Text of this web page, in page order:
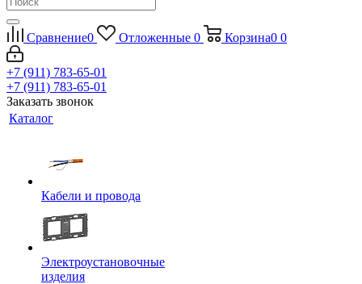
Сравнение0 Отложенные 0 Корзина0 0
+7 (911) 783-65-01
+7 (911) 783-65-01
Заказать звонок
Каталог
Кабели и провода
Электроустановочные
изделия